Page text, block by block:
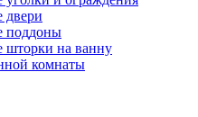
двери
поддоны
шторки на ванну
комнаты